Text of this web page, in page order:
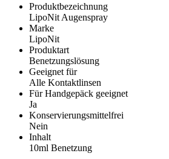
Produktbezeichnung
LipoNit Augenspray
Marke
LipoNit
Produktart
Benetzungslösung
Geeignet für
Alle Kontaktlinsen
Für Handgepäck geeignet
Ja
Konservierungsmittelfrei
Nein
Inhalt
10ml Benetzung